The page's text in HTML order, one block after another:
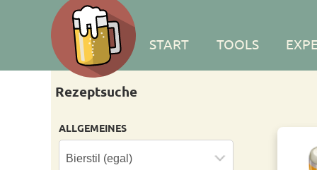
START TOOLS
Rezeptsuche
ALLGEMEINES